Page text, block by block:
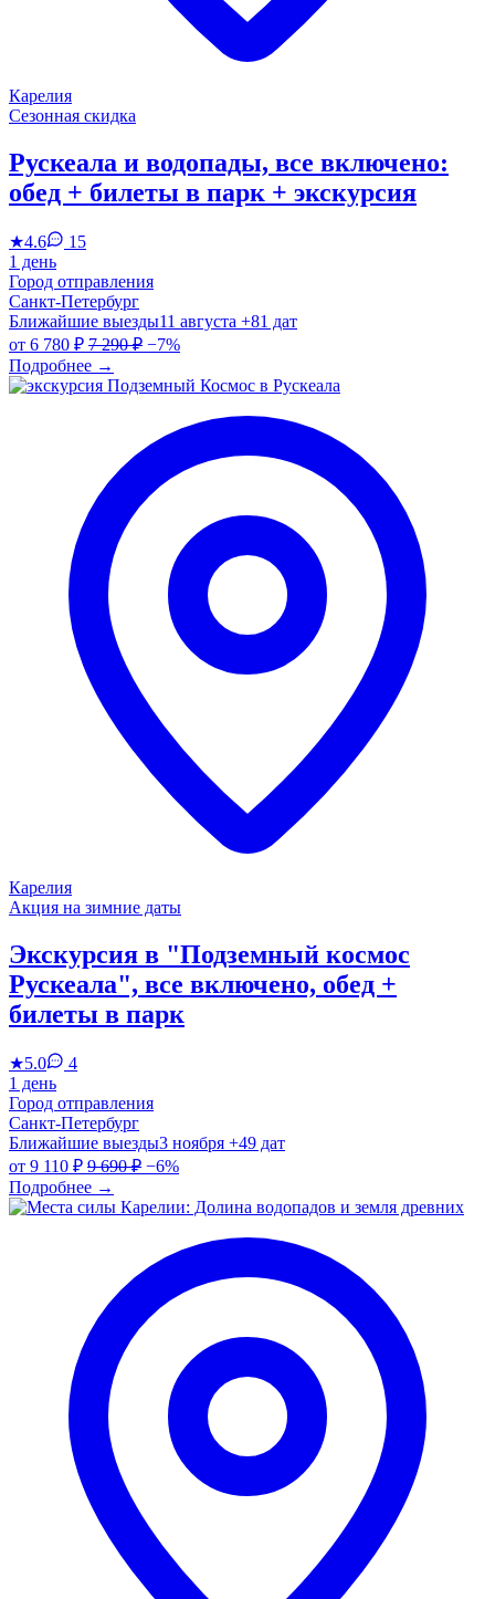
Карелия
Сезонная скидка
Рускеала и водопады, все включено:
обед + билеты в парк + экскурсия
★4.6
15
1 день
Город отправления
Санкт-Петербург
Ближайшие выезды11 августа +81 дат
от 6 780 ₽ 7 290 ₽ −7%
Подробнее →
Карелия
Акция на зимние даты
Экскурсия в "Подземный космос
Рускеала", все включено, обед +
билеты в парк
★5.0
4
1 день
Город отправления
Санкт-Петербург
Ближайшие выезды3 ноября +49 дат
от 9 110 ₽ 9 690 ₽ −6%
Подробнее →